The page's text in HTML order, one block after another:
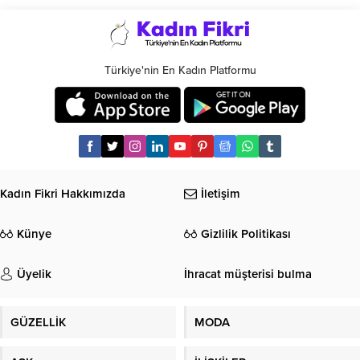
Türkiye'nin En Kadın Platformu
Kadın Fikri Hakkımızda İletişim
Künye Gizlilik Politikası
Üyelik İhracat müşterisi bulma
GÜZELLİK MODA